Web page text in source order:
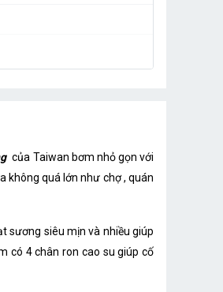
của Taiwan bơm nhỏ gọn với
không quá lớn như chợ , quán
sương siêu mịn và nhiều giúp
có 4 chân ron cao su giúp cố